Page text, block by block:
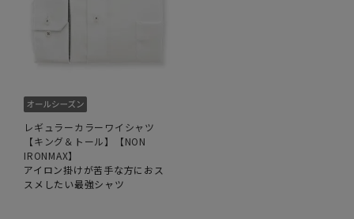
レギュラーカラーワイシャツ
【キング＆トール】【NON
IRONMAX】
アイロン掛けが苦手な方におス
スメしたい最強シャツ